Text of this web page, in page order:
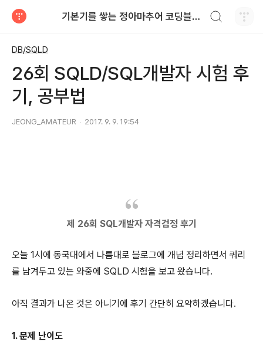
기본기를 쌓는 정아마추어 코딩블로그
DB/SQLD
26회 SQLD/SQL개발자 시험 후
기, 공부법
JEONG_AMATEUR 2017. 9. 9. 19:54
제 26회 SQL개발자 자격검정 후기
오늘 1시에 동국대에서 나름대로 블로그에 개념 정리하면서 쿼리
를 남겨두고 있는 와중에 SQLD 시험을 보고 왔습니다.
아직 결과가 나온 것은 아니기에 후기 간단히 요약하겠습니다.
1. 문제 난이도